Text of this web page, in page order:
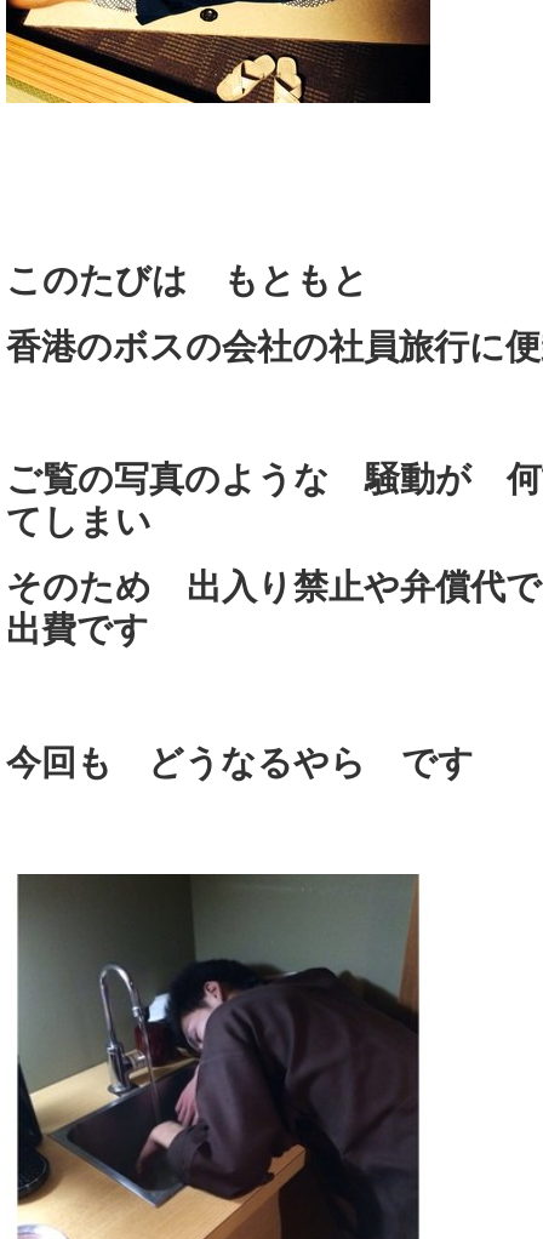
このたびは もともと
香港のボスの会社の社員旅行に
ご覧の写真のような 騒動が
てしまい
そのため 出入り禁止や弁償代
出費です
今回も どうなるやら です